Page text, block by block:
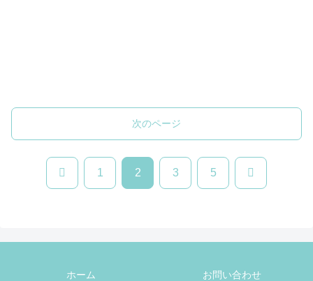
次のページ
前 1 2 3 5 次
ホーム お問い合わせ